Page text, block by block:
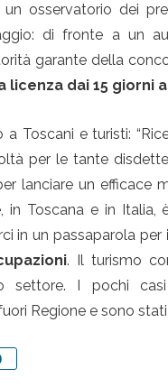
osservatorio dei
di fronte a un
garante della
licenza dai 15 giorni
Toscani e turisti:
per le tante
lanciare un efficace
in Toscana e in
in un passaparola per
. Il turismo
settore. I pochi
Regione e sono stati